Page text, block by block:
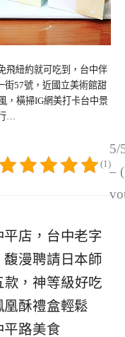
飛紐約就可吃到，台中伴
街57號，近國立美術館甜
，橫掃IG網美打卡台中景
…
5/
–
(1)
平店，台中老字
漫聘請日本師
款，神等級好吃
酥禮盒輕鬆
平路美食